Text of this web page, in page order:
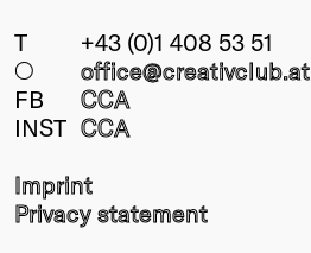
T
+43 (0)1 408 53 51
○
office@creativclub.at
FB
CCA
INST CCA
Imprint
Privacy statement